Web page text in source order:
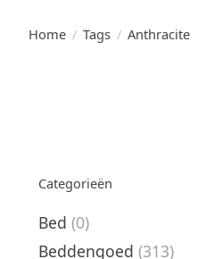
Home / Tags / Anthracite
Categorieën
Bed (0)
Beddengoed (313)